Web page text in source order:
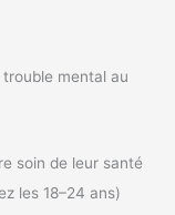
mental au
soin de leur santé
les 18–24 ans)